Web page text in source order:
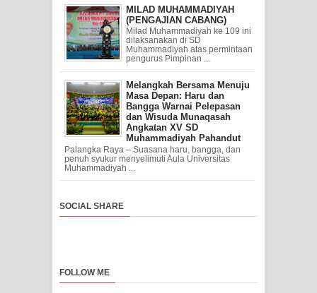
MILAD MUHAMMADIYAH
(PENGAJIAN CABANG)
Milad Muhammadiyah ke 109 ini
dilaksanakan di SD
Muhammadiyah atas permintaan
pengurus Pimpinan ...
Melangkah Bersama Menuju
Masa Depan: Haru dan
Bangga Warnai Pelepasan
dan Wisuda Munaqasah
Angkatan XV SD
Muhammadiyah Pahandut
Palangka Raya – Suasana haru, bangga, dan
penuh syukur menyelimuti Aula Universitas
Muhammadiyah ...
SOCIAL SHARE
FOLLOW ME